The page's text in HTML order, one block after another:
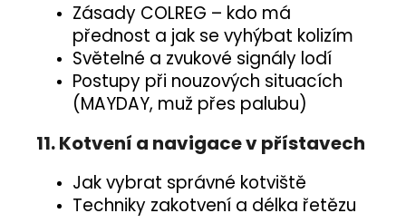
Zásady COLREG – kdo má
přednost a jak se vyhýbat kolizím
Světelné a zvukové signály lodí
Postupy při nouzových situacích
(MAYDAY, muž přes palubu)
11. Kotvení a navigace v přístavech
Jak vybrat správné kotviště
Techniky zakotvení a délka řetězu